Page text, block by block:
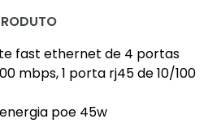
fast ethernet de 4 portas
mbps, 1 porta rj45 de 10/100
poe 45w